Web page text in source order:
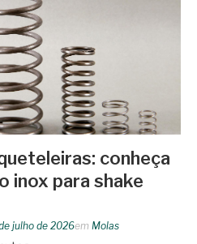
conheça
inox para shake
julho de 2026em Molas